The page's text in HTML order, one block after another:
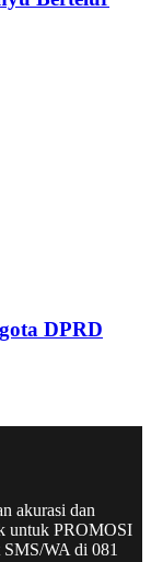
DPRD
akurasi dan
untuk PROMOSI
WA di 081